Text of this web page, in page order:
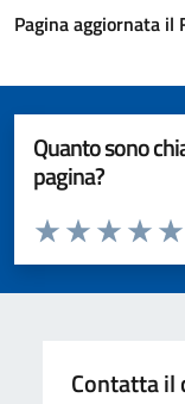
Pagina aggiornata il
Quanto sono
pagina?
Valuta da 1 a 5 stelle
Valuta
Valuta 3
Valuta 2 stelle
Valuta 1 stelle su 5
Contatta il